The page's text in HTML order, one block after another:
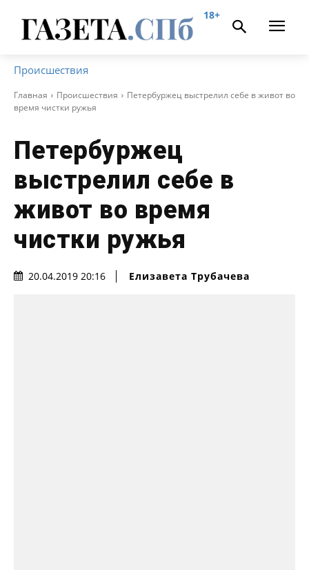
18+
Происшествия
Главная Происшествия
Петербуржец выстрелил себе в живот во
время чистки ружья
Петербуржец
выстрелил себе в
живот во время
чистки ружья
20.04.2019 20:16 Елизавета Трубачева